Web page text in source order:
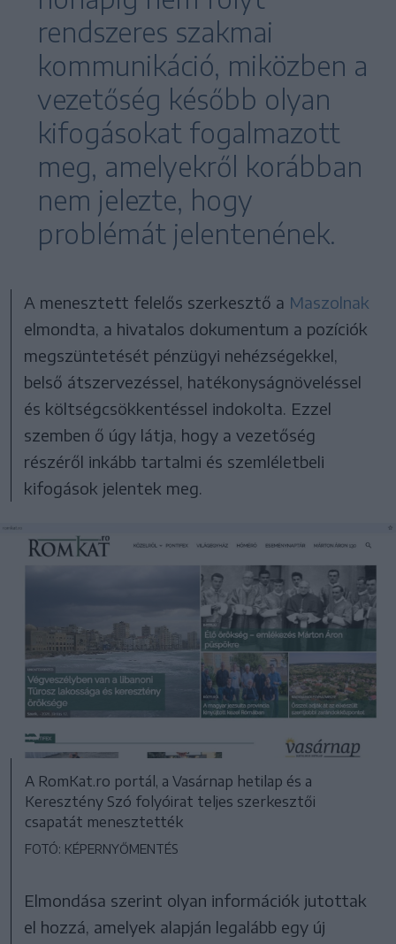
rendszeres szakmai
kommunikáció, miközben a
vezetőség később olyan
kifogásokat fogalmazott
meg, amelyekről korábban
nem jelezte, hogy
problémát jelentenének.
A menesztett felelős szerkesztő a Maszolnak
elmondta, a hivatalos dokumentum a pozíciók
megszüntetését pénzügyi nehézségekkel,
belső átszervezéssel, hatékonyságnöveléssel
és költségcsökkentéssel indokolta. Ezzel
szemben ő úgy látja, hogy a vezetőség
részéről inkább tartalmi és szemléletbeli
kifogások jelentek meg.
A RomKat.ro portál, a Vasárnap hetilap és a
Keresztény Szó folyóirat teljes szerkesztői
csapatát menesztették
FOTÓ: KÉPERNYŐMENTÉS
Elmondása szerint olyan információk jutottak
el hozzá, amelyek alapján legalább egy új